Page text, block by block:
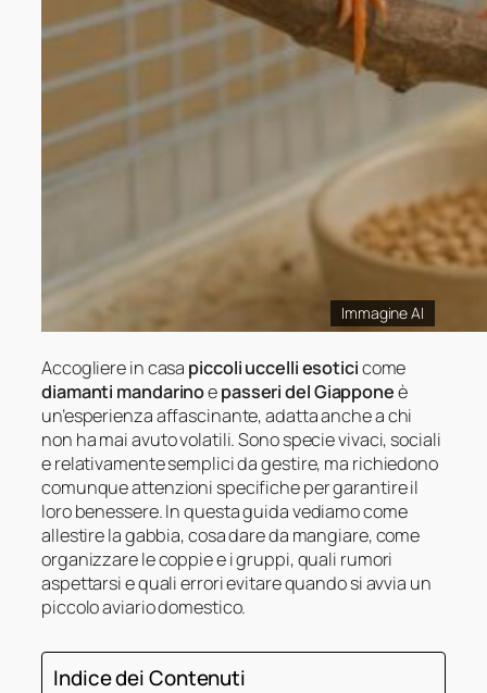
Immagine AI
Accogliere in casa piccoli uccelli esoticicome
diamanti mandarinoepasseri del Giapponeè
un’esperienza affascinante, adatta anche a chi
non ha mai avuto volatili. Sono specie vivaci, sociali
e relativamente semplici da gestire, ma richiedono
comunque attenzioni specifiche per garantire il
loro benessere. In questa guida vediamo come
allestire la gabbia, cosa dare da mangiare, come
organizzare le coppie e i gruppi, quali rumori
aspettarsi e quali errori evitare quando si avvia un
piccolo aviario domestico.
Indice dei Contenuti